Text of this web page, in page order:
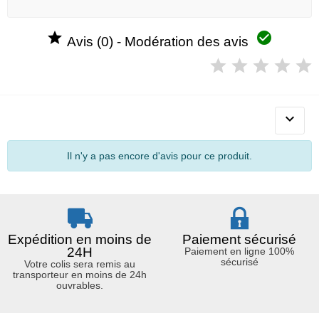
 Avis (0) - Modération des avis 

Il n'y a pas encore d'avis pour ce produit.
Expédition en moins de
24H
Votre colis sera remis au
transporteur en moins de 24h
ouvrables.
Paiement sécurisé
Paiement en ligne 100%
sécurisé